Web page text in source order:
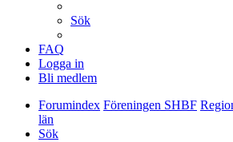
Sök
FAQ
Logga in
Bli medlem
Forumindex Föreningen SHBF
län
Sök